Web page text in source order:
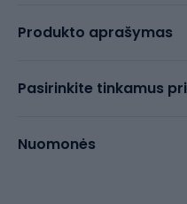
Produkto aprašymas
Pasirinkite tinkamus
Nuomonės